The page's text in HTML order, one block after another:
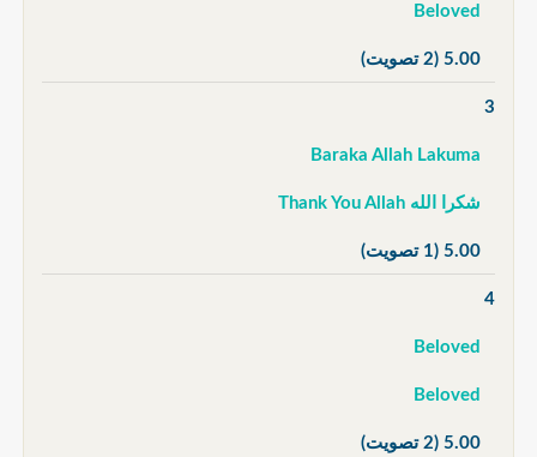
Beloved
5.00 (2 تصويت)
3
Baraka Allah Lakuma
شكرا الله Thank You Allah
5.00 (1 تصويت)
4
Beloved
Beloved
5.00 (2 تصويت)